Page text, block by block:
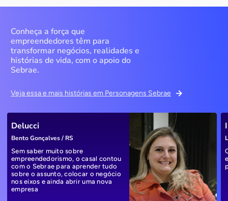
Conheça a força que
empreendedores têm para
transformar negócios, realidades e
histórias de vida, com o apoio do
Sebrae.
Veja essa e mais histórias em Personagens Sebrae
Delucci
Bento Gonçalves / RS
Sem saber muito sobre
empreendedorismo, o casal contou
com o Sebrae para aprender tudo
sobre o assunto, colocar o negócio
nos eixos e ainda abrir uma nova
empresa